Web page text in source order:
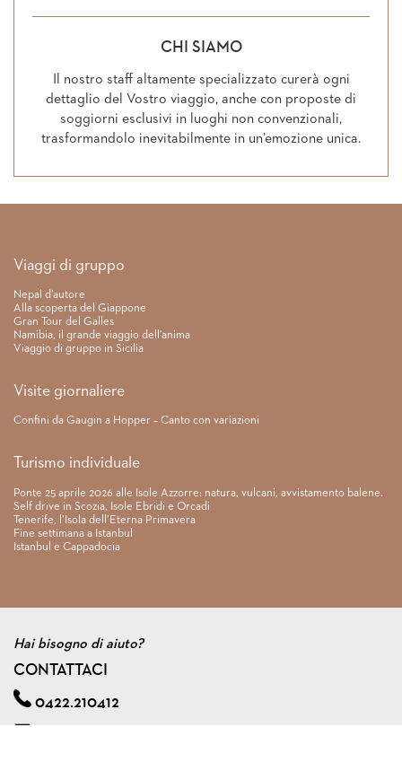
CHI SIAMO
Il nostro staff altamente specializzato curerà ogni
dettaglio del Vostro viaggio, anche con proposte di
soggiorni esclusivi in luoghi non convenzionali,
trasformandolo inevitabilmente in un’emozione unica.
Link rapidi
Viaggi di gruppo
Nepal d’autore
Alla scoperta del Giappone
Gran Tour del Galles
Namibia, il grande viaggio dell’anima
Viaggio di gruppo in Sicilia
Visite giornaliere
Confini da Gaugin a Hopper – Canto con variazioni
Turismo individuale
Ponte 25 aprile 2026 alle Isole Azzorre: natura, vulcani, avvistamento balene.
Self drive in Scozia, Isole Ebridi e Orcadi
Tenerife, l’Isola dell’Eterna Primavera
Fine settimana a Istanbul
Istanbul e Cappadocia
Hai bisogno di aiuto?
CONTATTACI
0422.210412